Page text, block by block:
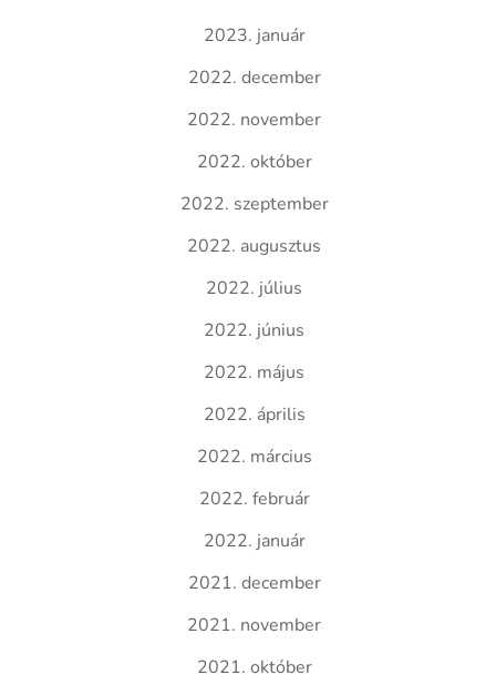
2023. január
2022. december
2022. november
2022. október
2022. szeptember
2022. augusztus
2022. július
2022. június
2022. május
2022. április
2022. március
2022. február
2022. január
2021. december
2021. november
2021. október